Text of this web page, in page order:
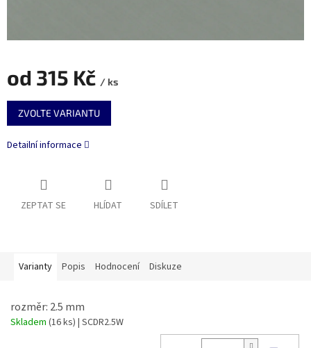
od 315 Kč / ks
Měrná
cena:
ZVOLTE VARIANTU
Detailní informace
ZEPTAT SE HLÍDAT SDÍLET
Varianty Popis Hodnocení Diskuze
rozměr: 2.5 mm
Skladem (16 ks) | SCDR2.5W